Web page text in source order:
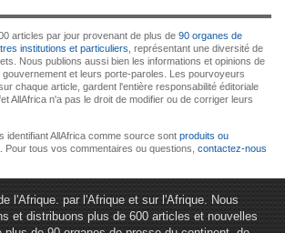
articles par jour provenant de plus de 90 organes de
institutions et particuliers , représentant une diversité de
Nous publions aussi bien les informations et opinions de
gouvernement et leurs porte-paroles. Les pourvoyeurs
chaque article, gardent l'entière responsabilité éditoriale
AllAfrica n'a pas le droit de modifier ou de corriger leurs
identifiant AllAfrica comme source sont produits ou
. Pour tous vos commentaires ou questions, contactez-nous
l'Afrique. par l'Afrique et sur l'Afrique. Nous
et distribuons plus de 600 articles et nouvelles